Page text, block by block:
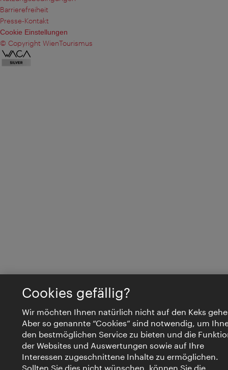
Barrierefreiheit
Presse-Kontakt
Cookie Einstellungen
© Copyright WienTourismus
Cookies gefällig?
Wir möchten Ihnen natürlich nicht auf den Keks
Aber so genannte “Cookies” sind notwendig, um
den bestmöglichen Service zu bieten und die
der Websites und Auswertungen sowie auf Ihre
Interessen zugeschnittene Inhalte zu ermöglichen.
Sollten Sie dies nicht wünschen, können Sie die